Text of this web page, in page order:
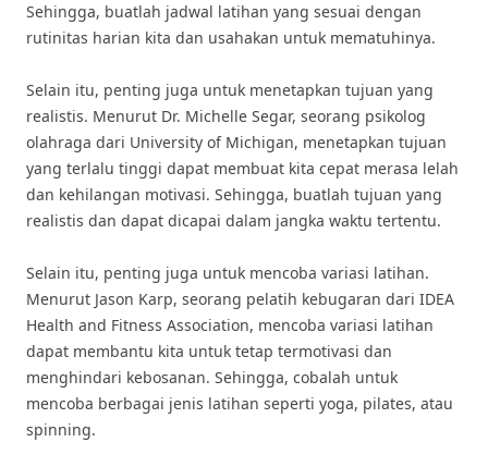
Sehingga, buatlah jadwal latihan yang sesuai dengan
rutinitas harian kita dan usahakan untuk mematuhinya.
Selain itu, penting juga untuk menetapkan tujuan yang
realistis. Menurut Dr. Michelle Segar, seorang psikolog
olahraga dari University of Michigan, menetapkan tujuan
yang terlalu tinggi dapat membuat kita cepat merasa lelah
dan kehilangan motivasi. Sehingga, buatlah tujuan yang
realistis dan dapat dicapai dalam jangka waktu tertentu.
Selain itu, penting juga untuk mencoba variasi latihan.
Menurut Jason Karp, seorang pelatih kebugaran dari IDEA
Health and Fitness Association, mencoba variasi latihan
dapat membantu kita untuk tetap termotivasi dan
menghindari kebosanan. Sehingga, cobalah untuk
mencoba berbagai jenis latihan seperti yoga, pilates, atau
spinning.